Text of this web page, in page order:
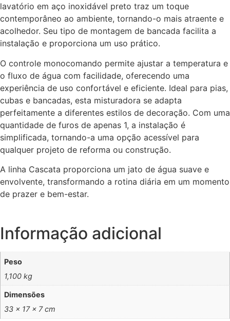
lavatório em aço inoxidável preto traz um toque
contemporâneo ao ambiente, tornando-o mais atraente e
acolhedor. Seu tipo de montagem de bancada facilita a
instalação e proporciona um uso prático.
O controle monocomando permite ajustar a temperatura e
o fluxo de água com facilidade, oferecendo uma
experiência de uso confortável e eficiente. Ideal para pias,
cubas e bancadas, esta misturadora se adapta
perfeitamente a diferentes estilos de decoração. Com uma
quantidade de furos de apenas 1, a instalação é
simplificada, tornando-a uma opção acessível para
qualquer projeto de reforma ou construção.
A linha Cascata proporciona um jato de água suave e
envolvente, transformando a rotina diária em um momento
de prazer e bem-estar.
Informação adicional
Peso
1,100 kg
Dimensões
33 × 17 × 7 cm